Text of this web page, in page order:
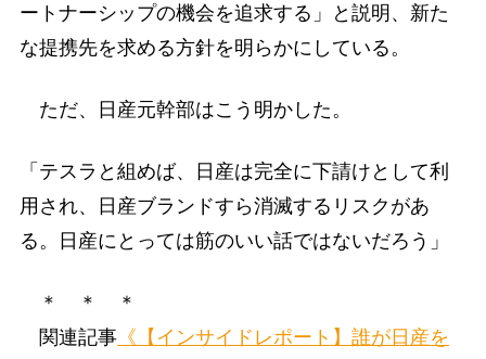
ートナーシップの機会を追求する」と説明、新た
な提携先を求める方針を明らかにしている。
ただ、日産元幹部はこう明かした。
「テスラと組めば、日産は完全に下請けとして利
用され、日産ブランドすら消滅するリスクがあ
る。日産にとっては筋のいい話ではないだろう」
＊ ＊ ＊
関連記事《【インサイドレポート】誰が日産を